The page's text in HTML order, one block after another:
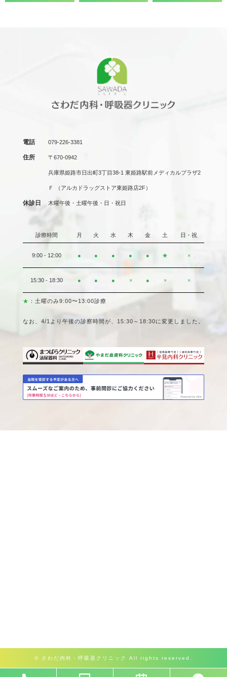
電話 079-226-3381
住所 〒670-0942
兵庫県姫路市日出町3丁目38-1 東姫路駅前メディカルプラザ2
Ｆ （アルカドラッグストア東姫路店2F）
休診日 木曜午後・土曜午後・日・祝日
診療時間 月 火 水 木 金 土 日・祝
9:00 - 12:00 ● ● ● ● ● ★ ×
15:30 - 18:30 ● ● ● × ● × ×
★ ：土曜のみ9:00〜13:00診療
なお、4/1より午後の診察時間が、15:30～18:30に変更しました。
© さわだ内科・呼吸器クリニック All rights reserved.